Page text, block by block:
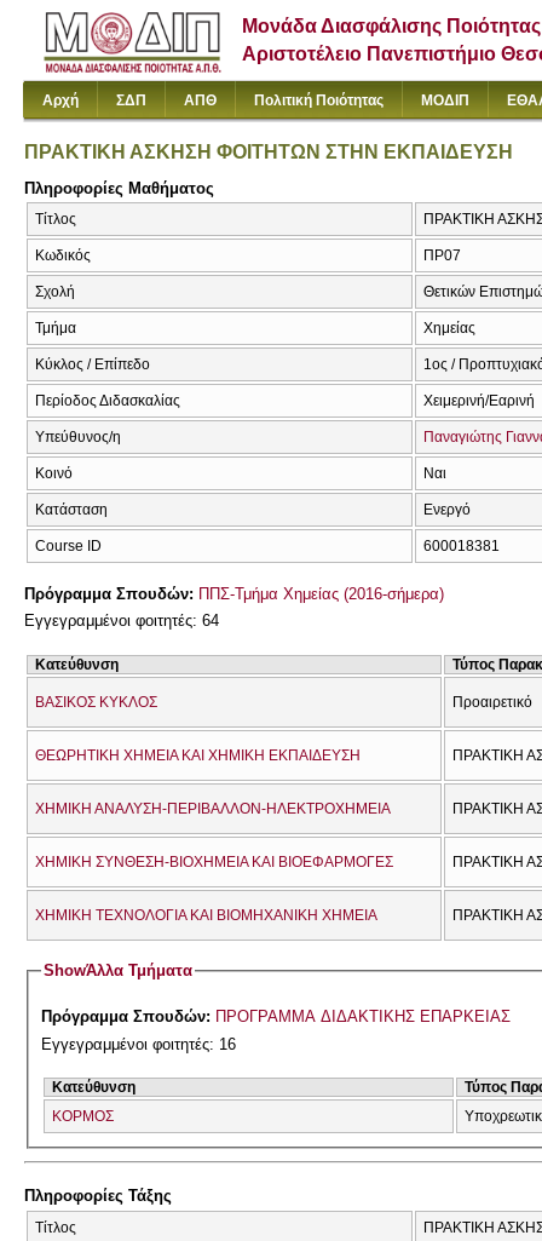
Μονάδα Διασφάλισης Ποιότητας
Αριστοτέλειο Πανεπιστήμιο
Αρχή ΣΔΠ ΑΠΘ Πολιτική Ποιότητας ΜΟΔΙΠ
ΠΡΑΚΤΙΚΗ ΑΣΚΗΣΗ ΦΟΙΤΗΤΩΝ ΣΤΗΝ ΕΚΠΑΙΔΕΥΣΗ
Πληροφορίες Μαθήματος
Τίτλος ΠΡΑΚΤΙΚΗ
Κωδικός ΠΡ07
Σχολή Θετικών
Τμήμα Χημείας
Κύκλος / Επίπεδο 1ος /
Περίοδος Διδασκαλίας Χειμερινή/Εαρινή
Υπεύθυνος/η Παναγιώτης
Κοινό Ναι
Κατάσταση Ενεργό
Course ID 600018381
Πρόγραμμα Σπουδών: ΠΠΣ-Τμήμα Χημείας (2016-σήμερα)
Εγγεγραμμένοι φοιτητές: 64
Κατεύθυνση Τύπος
ΒΑΣΙΚΟΣ ΚΥΚΛΟΣ Προαιρετικό
ΘΕΩΡΗΤΙΚΗ ΧΗΜΕΙΑ ΚΑΙ ΧΗΜΙΚΗ ΕΚΠΑΙΔΕΥΣΗ ΠΡΑΚΤΙΚΗ
ΧΗΜΙΚΗ ΑΝΑΛΥΣΗ-ΠΕΡΙΒΑΛΛΟΝ-ΗΛΕΚΤΡΟΧΗΜΕΙΑ ΠΡΑΚΤΙΚΗ
ΧΗΜΙΚΗ ΣΥΝΘΕΣΗ-ΒΙΟΧΗΜΕΙΑ ΚΑΙ ΒΙΟΕΦΑΡΜΟΓΕΣ ΠΡΑΚΤΙΚΗ
ΧΗΜΙΚΗ ΤΕΧΝΟΛΟΓΙΑ ΚΑΙ ΒΙΟΜΗΧΑΝΙΚΗ ΧΗΜΕΙΑ ΠΡΑΚΤΙΚΗ
ShowΆλλα Τμήματα
Πρόγραμμα Σπουδών: ΠΡΟΓΡΑΜΜΑ ΔΙΔΑΚΤΙΚΗΣ ΕΠΑΡΚΕΙΑΣ
Εγγεγραμμένοι φοιτητές: 16
Κατεύθυνση
Τύπος
ΚΟΡΜΟΣ
Πληροφορίες Τάξης
Τίτλος ΠΡΑΚΤΙΚΗ